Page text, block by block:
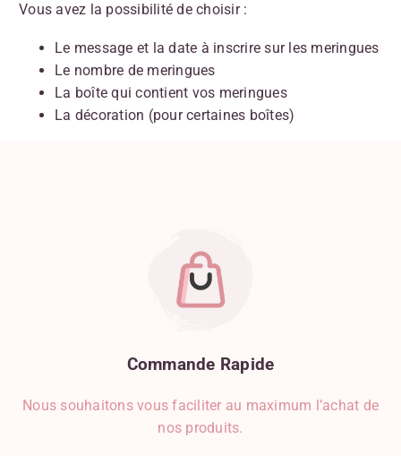
Vous avez la possibilité de choisir :
Le message et la date à inscrire sur les meringues
Le nombre de meringues
La boîte qui contient vos meringues
La décoration (pour certaines boîtes)
Commande Rapide
Nous souhaitons vous faciliter au maximum l’achat de
nos produits.